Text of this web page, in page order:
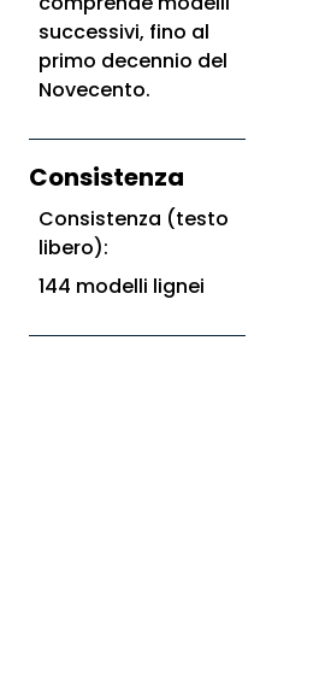
successivi, fino al
primo decennio del
Novecento.
Consistenza
Consistenza (testo
libero):
144 modelli lignei